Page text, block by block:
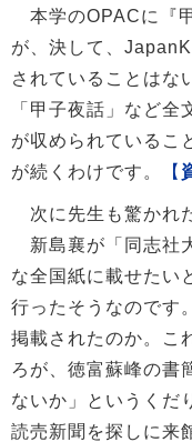
本学のOPACに『
が、決して、
されていることはな
「甲子夜話」など
が収められているこ
が続くわけです。
【
次に先生も驚かれ
新島襄が「同志社
な全国紙に載せたい
行ったそうなのです
掲載されたのか。こ
ろが、徳富蘇峰の書
ないか」というくだ
読売新聞を探しに来